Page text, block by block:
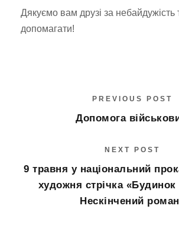
Дякуємо вам друзі за
допомагати!
PREVIOUS POST
Допомога
NEXT POST
9 травня у національний
художня стрічка
Нескінчений